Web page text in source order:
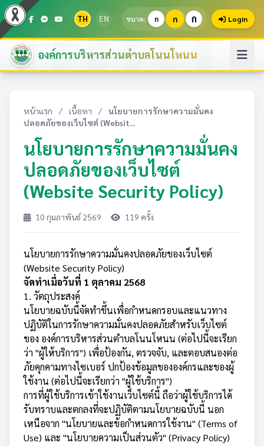
TH EN ขนาด: ก ก ก Login
องค์การบริหารส่วนตำบลโนนโหนน
หน้าแรก / เนื้อหา /
นโยบายการรักษาความมั่นคง
ปลอดภัยของเว็บไซต์ (Websit...
นโยบายการรักษาความมั่นคง
ปลอดภัยของเว็บไซต์
(Website Security Policy)
10 กุมภาพันธ์ 2569 119 ครั้ง
นโยบายการรักษาความมั่นคงปลอดภัยของเว็บไซต์
(Website Security Policy)
จัดทำเมื่อวันที่ 1 ตุลาคม 2568
1. วัตถุประสงค์
นโยบายฉบับนี้จัดทำขึ้นเพื่อกำหนดกรอบและแนวทาง
ปฏิบัติในการรักษาความมั่นคงปลอดภัยสำหรับเว็บไซต์
ของ องค์การบริหารส่วนตำบลโนนโหนน (ต่อไปนี้จะเรียก
ว่า "ผู้ให้บริการ") เพื่อป้องกัน, ตรวจจับ, และตอบสนองต่อ
ภัยคุกคามทางไซเบอร์ ปกป้องข้อมูลขององค์กรและของผู้
ใช้งาน (ต่อไปนี้จะเรียกว่า "ผู้ใช้บริการ")
การที่ผู้ใช้บริการเข้าใช้งานเว็บไซต์นี้ ถือว่าผู้ใช้บริการได้
รับทราบและตกลงที่จะปฏิบัติตามนโยบายฉบับนี้ นอก
เหนือจาก "นโยบายและข้อกำหนดการใช้งาน" (Terms of
Use) และ "นโยบายความเป็นส่วนตัว" (Privacy Policy)